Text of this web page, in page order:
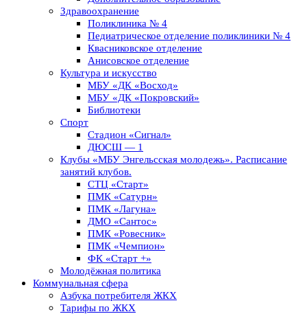
Здравоохранение
Поликлиника № 4
Педиатрическое отделение поликлиники № 4
Квасниковское отделение
Анисовское отделение
Культура и искусство
МБУ «ДК «Восход»
МБУ «ДК «Покровский»
Библиотеки
Спорт
Стадион «Сигнал»
ДЮСШ — 1
Клубы «МБУ Энгельсская молодежь». Расписание
занятий клубов.
СТЦ «Старт»
ПМК «Сатурн»
ПМК «Лагуна»
ДМО «Сантос»
ПМК «Ровесник»
ПМК «Чемпион»
ФК «Старт +»
Молодёжная политика
Коммунальная сфера
Азбука потребителя ЖКХ
Тарифы по ЖКХ